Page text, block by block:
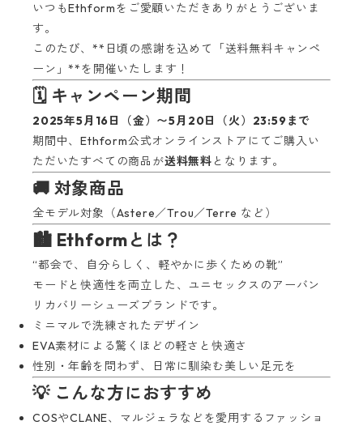
いつもEthformをご愛顧いただきありがとうございま
す。
このたび、**日頃の感謝を込めて「送料無料キャンペ
ーン」**を開催いたします！
🗓 キャンペーン期間
2025年5月16日（金）〜5月20日（火）23:59まで
期間中、Ethform公式オンラインストアにてご購入い
ただいたすべての商品が送料無料 となります。
🚚 対象商品
全モデル対象（Astere／Trou／Terre など）
🏙 Ethformとは？
“都会で、自分らしく、軽やかに歩くための靴”
モードと快適性を両立した、ユニセックスのアーバン
リカバリーシューズブランドです。
ミニマルで洗練されたデザイン
EVA素材による驚くほどの軽さと快適さ
性別・年齢を問わず、日常に馴染む美しい足元を
💡 こんな方におすすめ
COSやCLANE、マルジェラなどを愛用するファッショ